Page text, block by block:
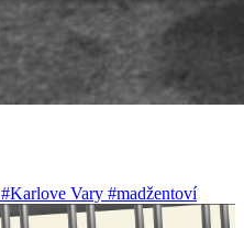
#Karlove Vary #madžentoví